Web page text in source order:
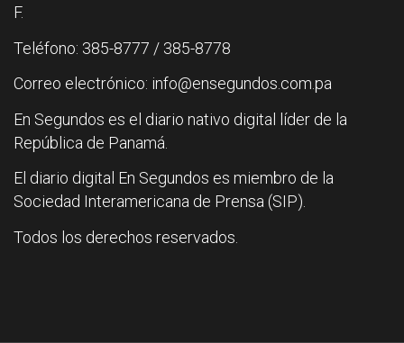
F.
Teléfono: 385-8777 / 385-8778
Correo electrónico: info@ensegundos.com.pa
En Segundos es el diario nativo digital líder de la
República de Panamá.
El diario digital En Segundos es miembro de la
Sociedad Interamericana de Prensa (SIP).
Todos los derechos reservados.